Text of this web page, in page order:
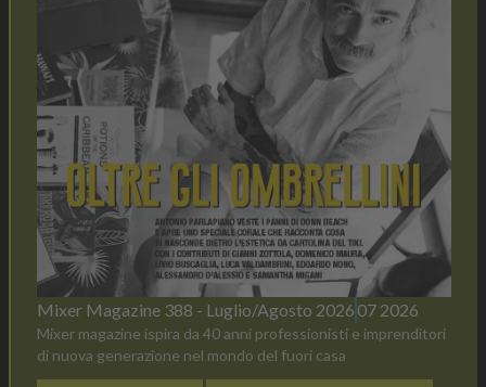
Mixer Magazine 388 - Luglio/Agosto 2026 07 2026
Mixer magazine ispira da 40 anni professionisti e imprenditori
di nuova generazione nel mondo del fuori casa